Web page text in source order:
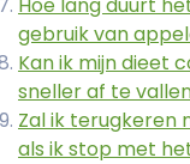
gebruik van
Kan ik mijn dieet
sneller af te
Zal ik terugkeren
als ik stop met